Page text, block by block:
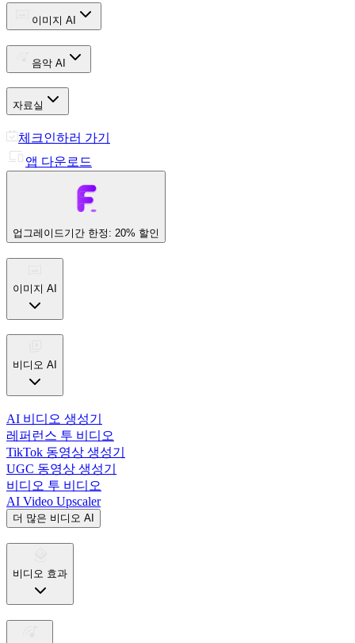
이미지 AI
음악 AI
자료실
체크인하러 가기
앱 다운로드
업그레이드기간 한정: 20% 할인
이미지 AI
비디오 AI
AI 비디오 생성기
레퍼런스 투 비디오
TikTok 동영상 생성기
UGC 동영상 생성기
비디오 투 비디오
AI Video Upscaler
더 많은 비디오 AI
비디오 효과